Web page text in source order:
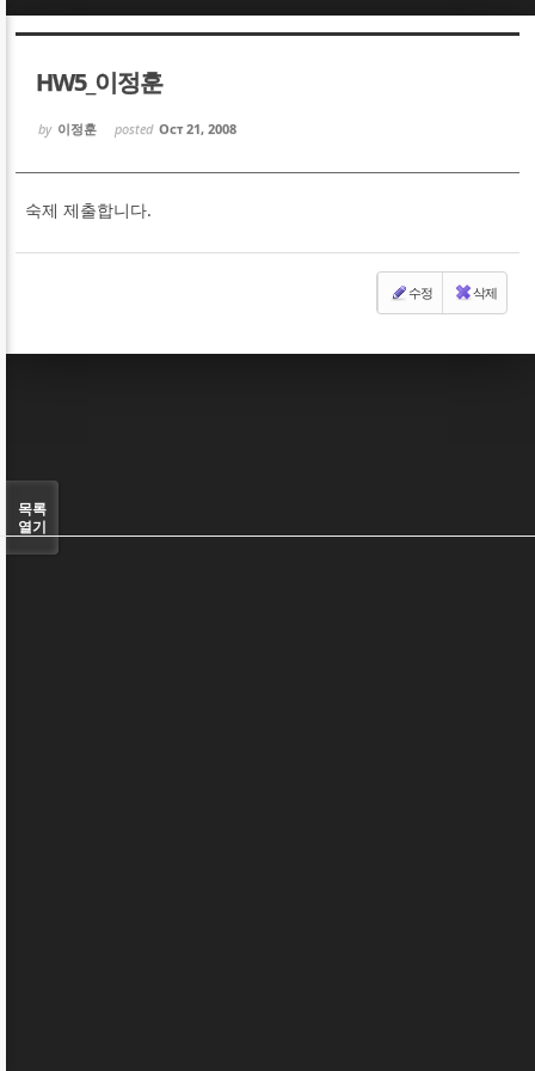
HW5_이정훈
by 이정훈 posted Oct 21, 2008
숙제 제출합니다.
수정 삭제
목록
열기
Sketchbook5, 스케치북5
Sketchbook5, 스케치북5
Sketchbook5, 스케치북5
Sketchbook5, 스케치북5